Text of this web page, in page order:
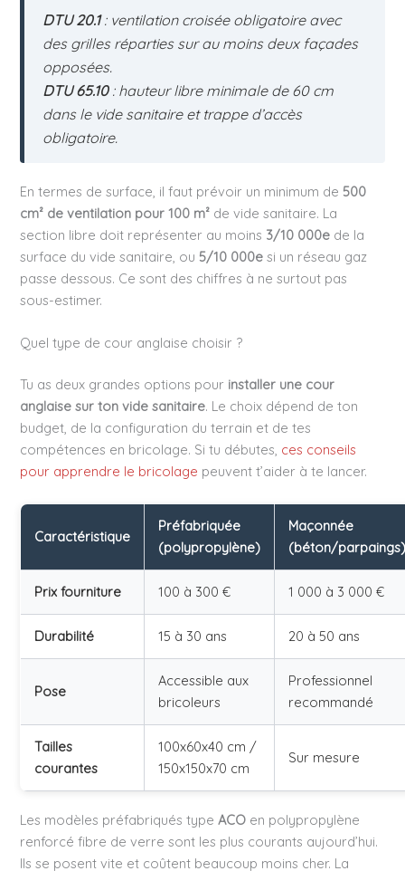
DTU 20.1: ventilation croisée obligatoire avec
des grilles réparties sur au moins deux façades
opposées.
DTU 65.10: hauteur libre minimale de 60 cm
dans le vide sanitaire et trappe d’accès
obligatoire.
En termes de surface, il faut prévoir un minimum de 500
cm² de ventilation pour 100 m² de vide sanitaire. La
section libre doit représenter au moins 3/10 000e de la
surface du vide sanitaire, ou 5/10 000e si un réseau gaz
passe dessous. Ce sont des chiffres à ne surtout pas
sous-estimer.
Quel type de cour anglaise choisir ?
Tu as deux grandes options pour installer une cour
anglaise sur ton vide sanitaire. Le choix dépend de ton
budget, de la configuration du terrain et de tes
compétences en bricolage. Si tu débutes, ces conseils
pour apprendre le bricolage peuvent t’aider à te lancer.
Caractéristique
Préfabriquée
(polypropylène)
Maçonnée
(béton/
Prix fourniture 100 à 300 € 1 000 à 3 000 €
Durabilité 15 à 30 ans 20 à 50 ans
Pose
Accessible aux
bricoleurs
Professionnel
recommandé
Tailles
courantes
100x60x40 cm /
150x150x70 cm
Sur mesure
Les modèles préfabriqués typeACO en polypropylène
renforcé fibre de verre sont les plus courants aujourd’hui.
Ils se posent vite et coûtent beaucoup moins cher. La